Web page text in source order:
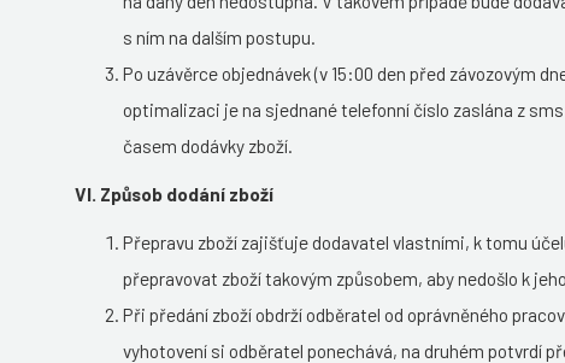
s ním na dalším postupu.
Po uzávěrce objednávek (v 15:00 den před závozovým
optimalizaci je na sjednané telefonní číslo zaslána z
časem dodávky zboží.
VI. Způsob dodání zboží
Přepravu zboží zajišťuje dodavatel vlastními, k tomu
přepravovat zboží takovým způsobem, aby nedošlo k
Při předání zboží obdrží odběratel od oprávněného
vyhotovení si odběratel ponechává, na druhém potvrdí